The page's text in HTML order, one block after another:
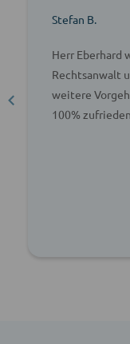
Stefan B.
Herr Eberhard
Rechtsanwalt
weitere
100%